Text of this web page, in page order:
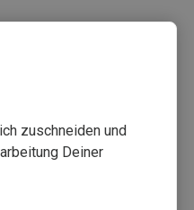
zuschneiden und
Deiner